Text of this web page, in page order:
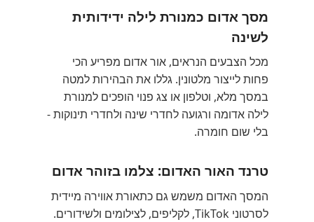
מסך אדום כמנורת לילה ידידותית
לשינה
מכל הצבעים הנראים, אור אדום מפריע הכי
פחות לייצור מלטונין. גללו את הבהירות למטה
במסך מלא, וטלפון או צג פנוי הופכים למנורת
לילה אדומה ורגועה לחדרי שינה ולחדרי תינוקות -
בלי שום חומרה.
טרנד האור האדום: צלמו בזוהר אדום
המסך האדום משמש גם כתאורת אווירה מיידית
לסרטוני TikTok, לקליפים, לצילומים ולשידורים.